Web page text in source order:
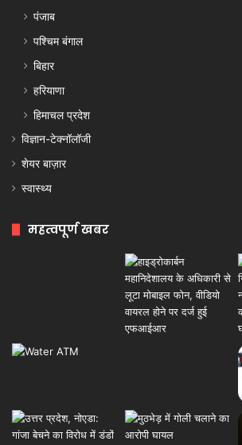
पंजाब
पश्चिम बंगाल
बिहार
हरियाणा
हिमाचल प्रदेश
विज्ञान-टेक्नॉलॉजी
शेयर बाज़ार
स्वास्थ्य
महत्वपूर्ण खबर